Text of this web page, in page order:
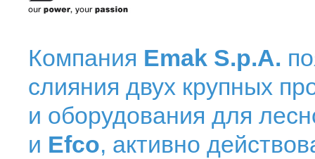
Компания Emak S.p.A.
слияния двух крупных
и оборудования для
и Efco, активно